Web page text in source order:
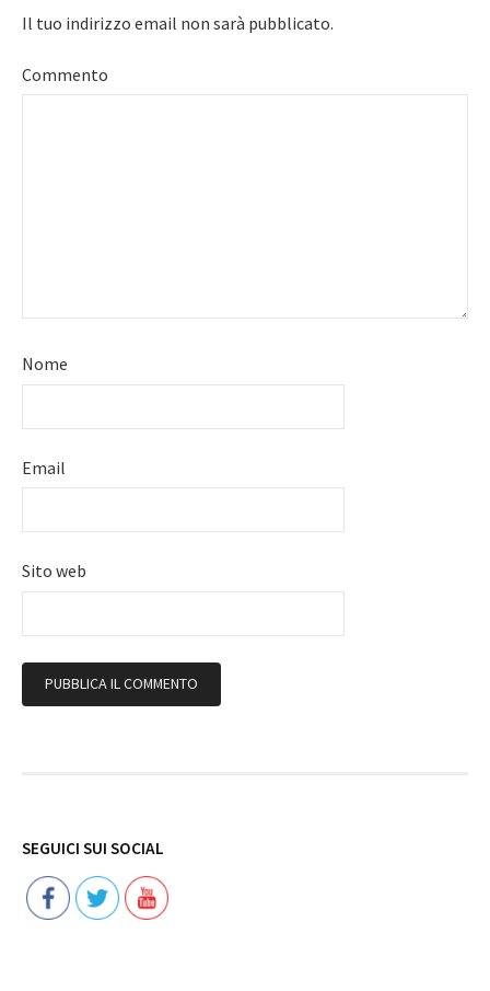
Il tuo indirizzo email non sarà pubblicato.
Commento
Nome
Email
Sito web
SEGUICI SUI SOCIAL